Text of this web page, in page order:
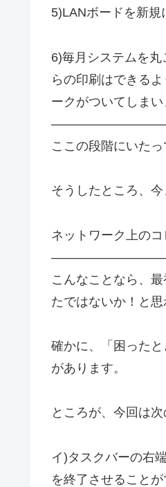
5)LANボードを新規
6)毎月システムを
らの印刷はできる
ークがついてしまい
ここの段階にいた
そうしたところ、
ネットワーク上の
こんなことなら、
たではないか！と思
確かに、「困った
があります。
ところが、今回は
イ)タスクバーの右
を終了させること